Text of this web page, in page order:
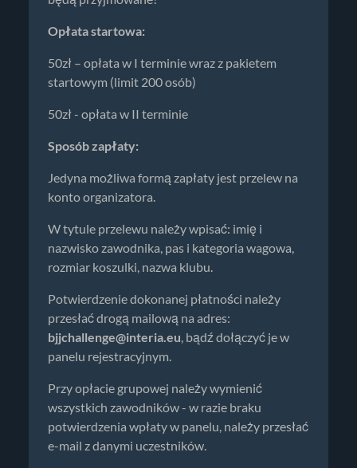
Opłata startowa:
50zł – opłata w I terminie wraz z pakietem
startowym (limit 200 osób)
50zł - opłata w II terminie
Sposób zapłaty:
Jedyna możliwa formą zapłaty jest przelew na
konto organizatora.
W tytule przelewu należy wpisać: imię i
nazwisko zawodnika, pas i kategoria wagowa,
rozmiar koszulki, nazwa klubu.
Potwierdzenie dokonanej płatności należy
przesłać drogą mailową na adres:
bjjchallenge@interia.eu, bądź dołączyć je w
panelu rejestracyjnym.
Przy opłacie grupowej należy wymienić
wszystkich zawodników - w razie braku
potwierdzenia wpłaty w panelu, należy przesłać
e-mail z danymi uczestników.